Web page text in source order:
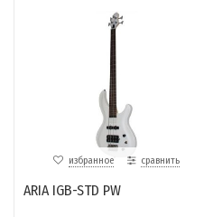
избранное сравнить
ARIA IGB-STD PW